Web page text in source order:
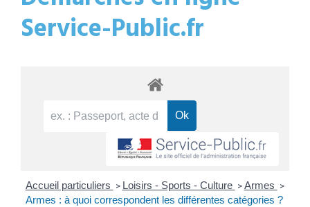
Service-Public.fr
Accueil particuliers > Loisirs - Sports - Culture > Armes >
Armes : à quoi correspondent les différentes catégories ?